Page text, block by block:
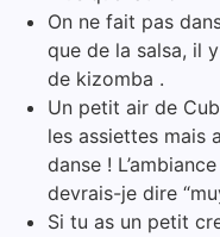
On ne fait pas
que de la salsa, il
de kizomba .
Un petit air de
les assiettes mais
danse !
devrais-je dire
Si tu as un petit